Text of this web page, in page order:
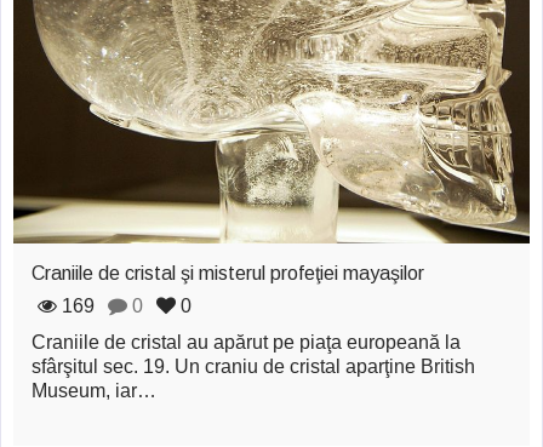
Magia în Thailanda
Madona lacrimilor
din Siracusa
(Silcilia)
Uimitoarea viaţă a
Teresei Neumann
Derba, un oraş
misterios vizitat şi
de sfântul Petre
Craniile de cristal şi misterul profeţiei mayaşilor
169
0
0
Craniile de cristal au apărut pe piaţa europeană la
sfârşitul sec. 19. Un craniu de cristal aparţine British
Museum, iar…